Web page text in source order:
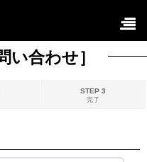
い合わせ］
STEP 3
完了